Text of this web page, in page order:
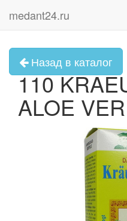
medant24.ru
Назад в каталог
110
ALOE